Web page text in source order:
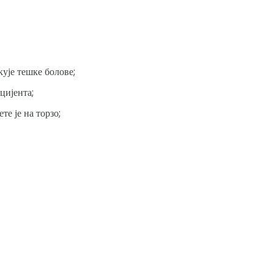
тешке болове;
је на торзо;